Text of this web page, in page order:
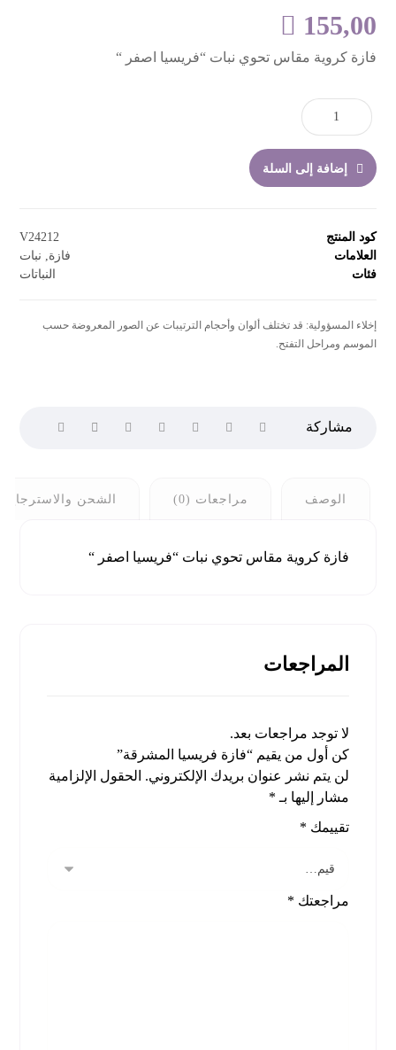
 155,00
فازة كروية مقاس تحوي نبات “فريسيا اصفر “
إضافة إلى السلة
كود المنتج
V24212
العلامات
فازة
نبات
فئات
النباتات
إخلاء المسؤولية: قد تختلف ألوان وأحجام الترتيبات عن الصور المعروضة حسب
الموسم ومراحل التفتح.
الوصف مراجعات (0) الشحن والاسترجاع
فازة كروية مقاس تحوي نبات “فريسيا اصفر “
المراجعات
لا توجد مراجعات بعد.
كن أول من يقيم “فازة فريسيا المشرقة”
لن يتم نشر عنوان بريدك الإلكتروني. الحقول الإلزامية
مشار إليها بـ *
تقييمك *
مراجعتك *